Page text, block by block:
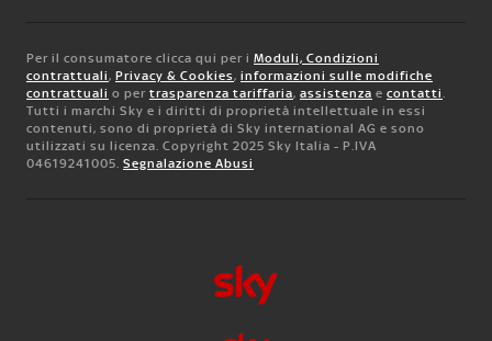
Per il consumatore clicca qui per i Moduli, Condizioni
contrattuali, Privacy & Cookies, informazioni sulle modifiche
contrattuali o per trasparenza tariffaria, assistenza e contatti.
Tutti i marchi Sky e i diritti di proprietà intellettuale in essi
contenuti, sono di proprietà di Sky international AG e sono
utilizzati su licenza. Copyright 2025 Sky Italia - P.IVA
04619241005. Segnalazione Abusi